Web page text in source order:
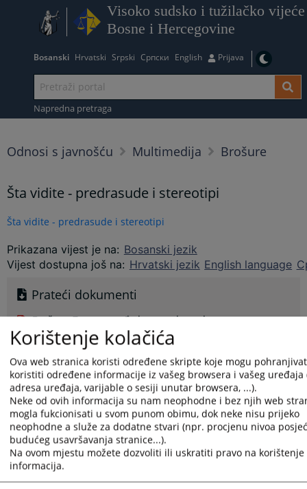
Visoko sudsko i tužilačko vijeće
Bosne i Hercegovine
Bosanski Hrvatski Srpski Српски English Prijava
Napredna pretraga
Odnosi s javnošću Multimedija Brošure
Šta vidite - predrasude i stereotipi
Šta vidite - predrasude i stereotipi
Prikazana vijest je na: Bosanski jezik
Vijest dostupna još na: Hrvatski jezik English language
Prateći dokumenti
Brošura_Za pravosuđe bez predrasuda
694PREGLEDA
Korištenje kolačića
Ova web stranica koristi određene skripte koje mogu
koristiti određene informacije iz vašeg browsera i vašeg uređaja
adresa uređaja, varijable o sesiji unutar browsera, ...).
Neke od ovih informacija su nam neophodne i bez njih web
mogla fukcionisati u svom punom obimu, dok neke nisu prijeko
neophodne a služe za dodatne stvari (npr. procjenu nivoa
budućeg usavršavanja stranice...).
Na ovom mjestu možete dozvoliti ili uskratiti pravo na
informacija.